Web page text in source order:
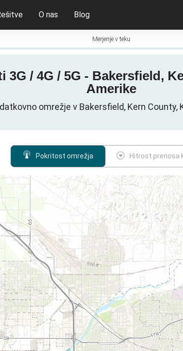
O nas Blog
Merjenje v teku
/ 4G / 5G - Bakersfield,
Amerike
omrežje v Bakersfield, Kern County,
Pokritost omrežja Hitrost prenosa